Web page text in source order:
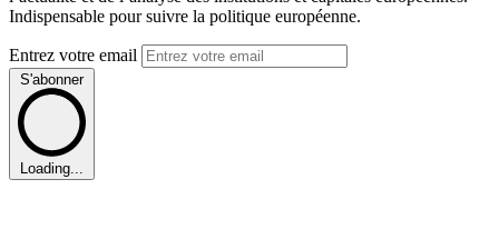
Indispensable pour suivre la politique européenne.
Entrez votre email
S'abonner
Loading...